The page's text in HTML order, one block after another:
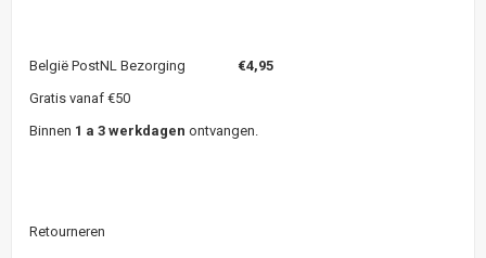
België PostNL Bezorging €4,95
Gratis vanaf €50
Binnen 1 a 3 werkdagen ontvangen.
Retourneren